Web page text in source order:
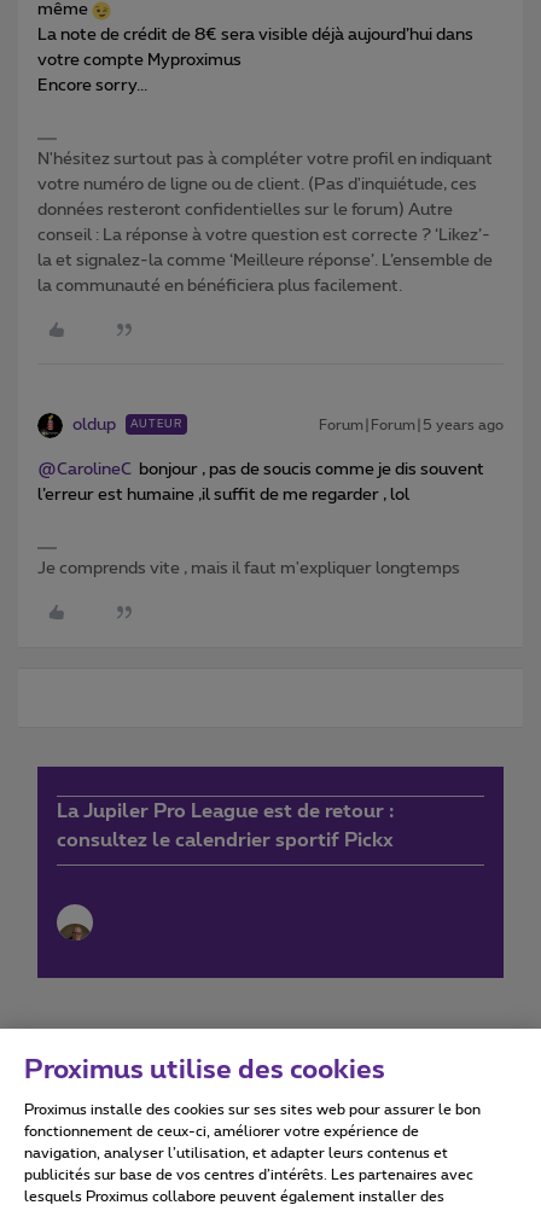
même
La note de crédit de 8€ sera visible déjà aujourd’hui dans
votre compte Myproximus
Encore sorry...
N'hésitez surtout pas à compléter votre profil en indiquant
votre numéro de ligne ou de client. (Pas d'inquiétude, ces
données resteront confidentielles sur le forum) Autre
conseil : La réponse à votre question est correcte ? ‘Likez’-
la et signalez-la comme ‘Meilleure réponse’. L’ensemble de
la communauté en bénéficiera plus facilement.
oldup AUTEUR Forum|Forum|5 years ago
@CarolineC bonjour , pas de soucis comme je dis souvent
l’erreur est humaine ,il suffit de me regarder , lol
Je comprends vite , mais il faut m'expliquer longtemps
La Jupiler Pro League est de retour :
consultez le calendrier sportif Pickx
Conditions d'utilisation Accessibility statement
Proximus utilise des cookies
Proximus installe des cookies sur ses sites web pour assurer le bon
fonctionnement de ceux-ci, améliorer votre expérience de
navigation, analyser l’utilisation, et adapter leurs contenus et
publicités sur base de vos centres d’intérêts. Les partenaires avec
lesquels Proximus collabore peuvent également installer des